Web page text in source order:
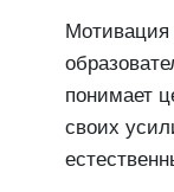
Мотивация
понимает
своих